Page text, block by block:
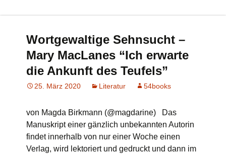
Wortgewaltige Sehnsucht –
Mary MacLanes “Ich erwarte
die Ankunft des Teufels”
25. März 2020 Literatur 54books
von Magda Birkmann (@magdarine) Das
Manuskript einer gänzlich unbekannten Autorin
findet innerhalb von nur einer Woche einen
Verlag, wird lektoriert und gedruckt und dann im